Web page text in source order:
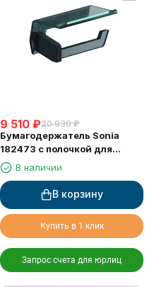
9 510 ₽20 930 ₽
Бумагодержатель Sonia
182473 с полочкой для
мобильного
В наличии
В корзину
Купить в 1 клик
Запрос счета для юрлиц